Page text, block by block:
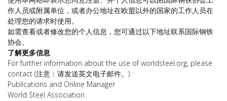
作人员或附属单位，或者办公地址在欧盟以外的国家的工作人员在
处理您的请求时使用。
如需查看或者修改您的个人信息，您可通过以下地址联系国际钢铁
协会。
了解更多信息
For further information about the use of worldsteel.org, please
contact (注意：请发送英文电子邮件。)
Publications and Online Manager
World Steel Association